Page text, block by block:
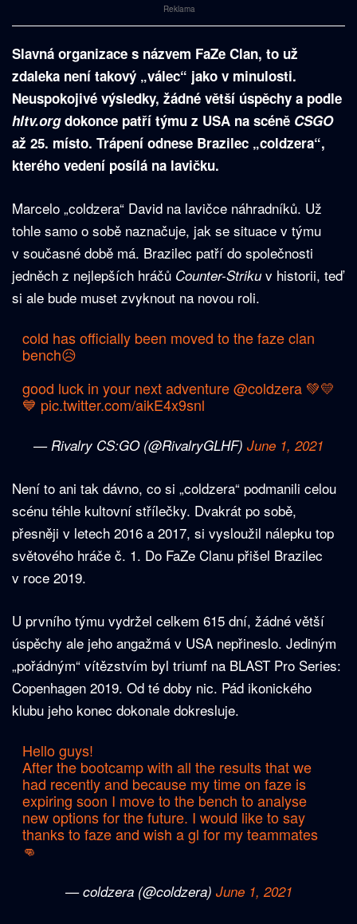
Reklama
Slavná organizace s názvem FaZe Clan, to už
zdaleka není takový „válec“ jako v minulosti.
Neuspokojivé výsledky, žádné větší úspěchy a podle
hltv.orgdokonce patří týmu z USA na scéně CSGO
až 25. místo. Trápení odnese Brazilec „coldzera“,
kterého vedení posílá na lavičku.
Marcelo „coldzera“ David na lavičce náhradníků. Už
tohle samo o sobě naznačuje, jak se situace v týmu
v současné době má. Brazilec patří do společnosti
jedněch z nejlepších hráčů Counter-Strikuv historii, teď
si ale bude muset zvyknout na novou roli.
cold has officially been moved to the faze clan
bench😥
good luck in your next adventure@coldzera💚💛
💙 pic.twitter.com/aikE4x9snl
— Rivalry CS:GO (@RivalryGLHF) June 1, 2021
Není to ani tak dávno, co si „coldzera“ podmanili celou
scénu téhle kultovní střílečky. Dvakrát po sobě,
přesněji v letech 2016 a 2017, si vysloužil nálepku top
světového hráče č. 1. Do FaZe Clanu přišel Brazilec
v roce 2019.
U prvního týmu vydržel celkem 615 dní, žádné větší
úspěchy ale jeho angažmá v USA nepřineslo. Jediným
„pořádným“ vítězstvím byl triumf na BLAST Pro Series:
Copenhagen 2019. Od té doby nic. Pád ikonického
klubu jeho konec dokonale dokresluje.
Hello guys!
After the bootcamp with all the results that we
had recently and because my time on faze is
expiring soon I move to the bench to analyse
new options for the future. I would like to say
thanks to faze and wish a gl for my teammates
👊
— coldzera (@coldzera) June 1, 2021